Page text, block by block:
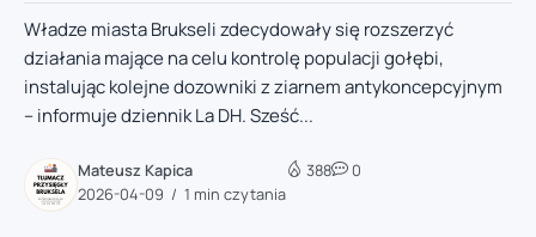
Władze miasta Brukseli zdecydowały się rozszerzyć
działania mające na celu kontrolę populacji gołębi,
instalując kolejne dozowniki z ziarnem antykoncepcyjnym
– informuje dziennik La DH. Sześć...
Mateusz Kapica
2026-04-09
1 min czytania
388 0